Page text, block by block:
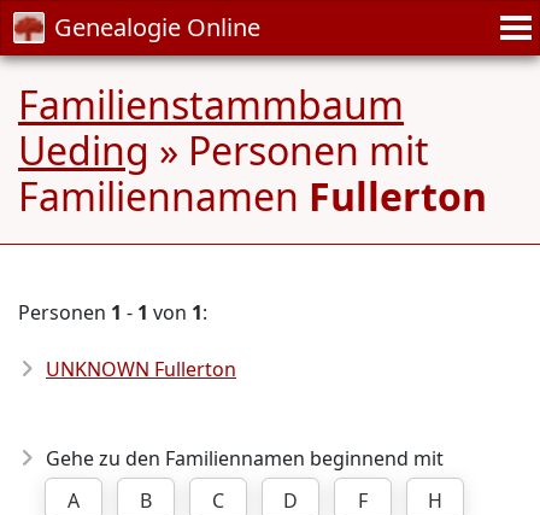
Genealogie Online
Familienstammbaum
Ueding » Personen mit
Familiennamen Fullerton
Personen 1 - 1 von 1:
UNKNOWN Fullerton
Gehe zu den Familiennamen beginnend mit
A
B C D F
H